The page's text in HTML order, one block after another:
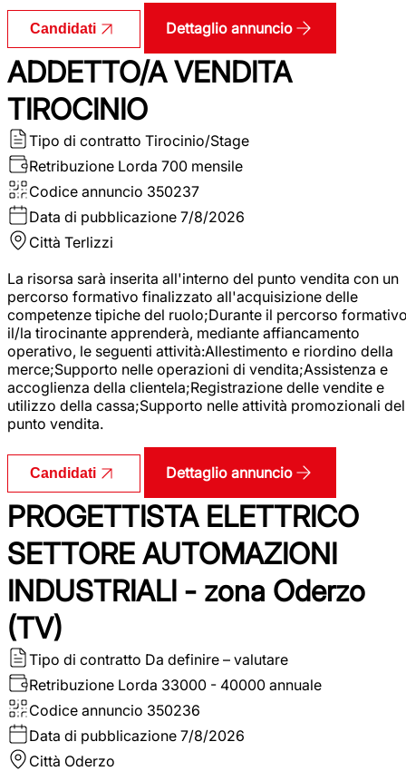
Candidati Dettaglio annuncio
ADDETTO/A VENDITA
TIROCINIO
Tipo di contratto Tirocinio/Stage
Retribuzione Lorda 700 mensile
Codice annuncio 350237
Data di pubblicazione 7/8/2026
Città Terlizzi
La risorsa sarà inserita all'interno del punto vendita con un
percorso formativo finalizzato all'acquisizione delle
competenze tipiche del ruolo;Durante il percorso
il/la tirocinante apprenderà, mediante affiancamento
operativo, le seguenti attività:Allestimento e riordino della
merce;Supporto nelle operazioni di vendita;Assistenza e
accoglienza della clientela;Registrazione delle vendite e
utilizzo della cassa;Supporto nelle attività promozionali del
punto vendita.
Candidati Dettaglio annuncio
PROGETTISTA ELETTRICO
SETTORE AUTOMAZIONI
INDUSTRIALI - zona Oderzo
(TV)
Tipo di contratto Da definire – valutare
Retribuzione Lorda 33000 - 40000 annuale
Codice annuncio 350236
Data di pubblicazione 7/8/2026
Città Oderzo